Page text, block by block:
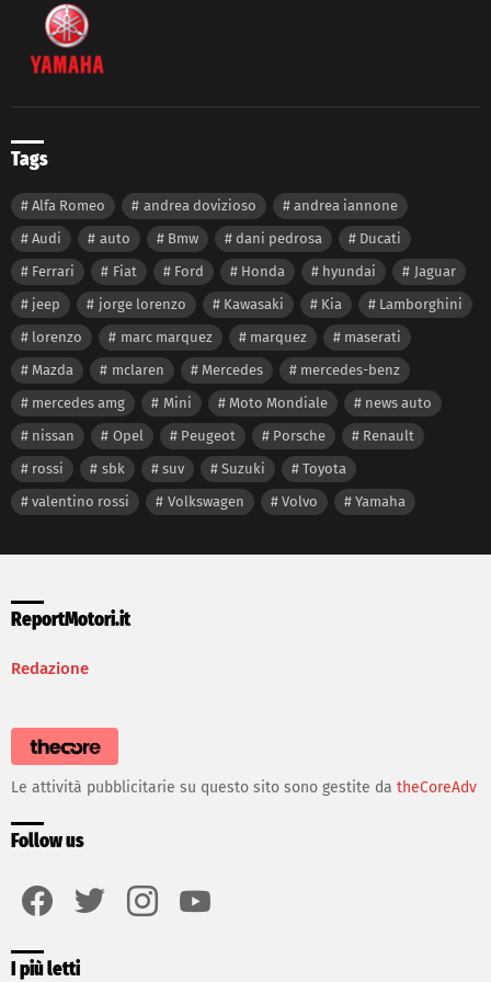
Tags
Alfa Romeo andrea dovizioso
andrea iannone
Audi
auto Bmw dani pedrosa
Ducati
Ferrari
Fiat Ford Honda hyundai
Jaguar
jeep
jorge lorenzo Kawasaki Kia
Lamborghini
lorenzo
marc marquez marquez
maserati
Mazda
mclaren Mercedes
mercedes-benz
mercedes amg
Mini Moto Mondiale
news auto
nissan
Opel Peugeot Porsche
Renault
rossi
sbk suv Suzuki
Toyota
valentino rossi
Volkswagen Volvo Yamaha
ReportMotori.it
Redazione
Le attività pubblicitarie su questo sito sono gestite da theCoreAdv
Follow us
I più letti